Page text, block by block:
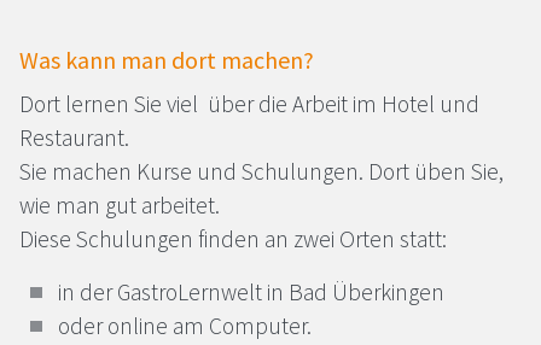
Was kann man dort machen?
Dort lernen Sie viel über die Arbeit im Hotel und
Restaurant.
Sie machen Kurse und Schulungen. Dort üben Sie,
wie man gut arbeitet.
Diese Schulungen finden an zwei Orten statt:
in der GastroLernwelt in Bad Überkingen
oder online am Computer.